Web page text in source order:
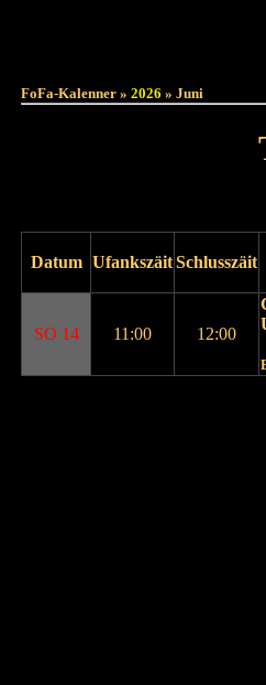
FoFa-Kalenner » 2026 » Juni
Datum UfankszäitSchlusszäit
SO 14 11:00 12:00